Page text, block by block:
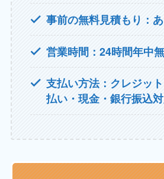
事前の無料見積もり：
営業時間：24時間年中
支払い方法：クレジッ
払い・現金・銀行振込